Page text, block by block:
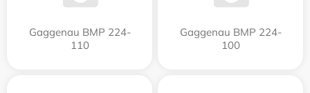
Gaggenau BMP 224-
110
Gaggenau BMP 224-
100